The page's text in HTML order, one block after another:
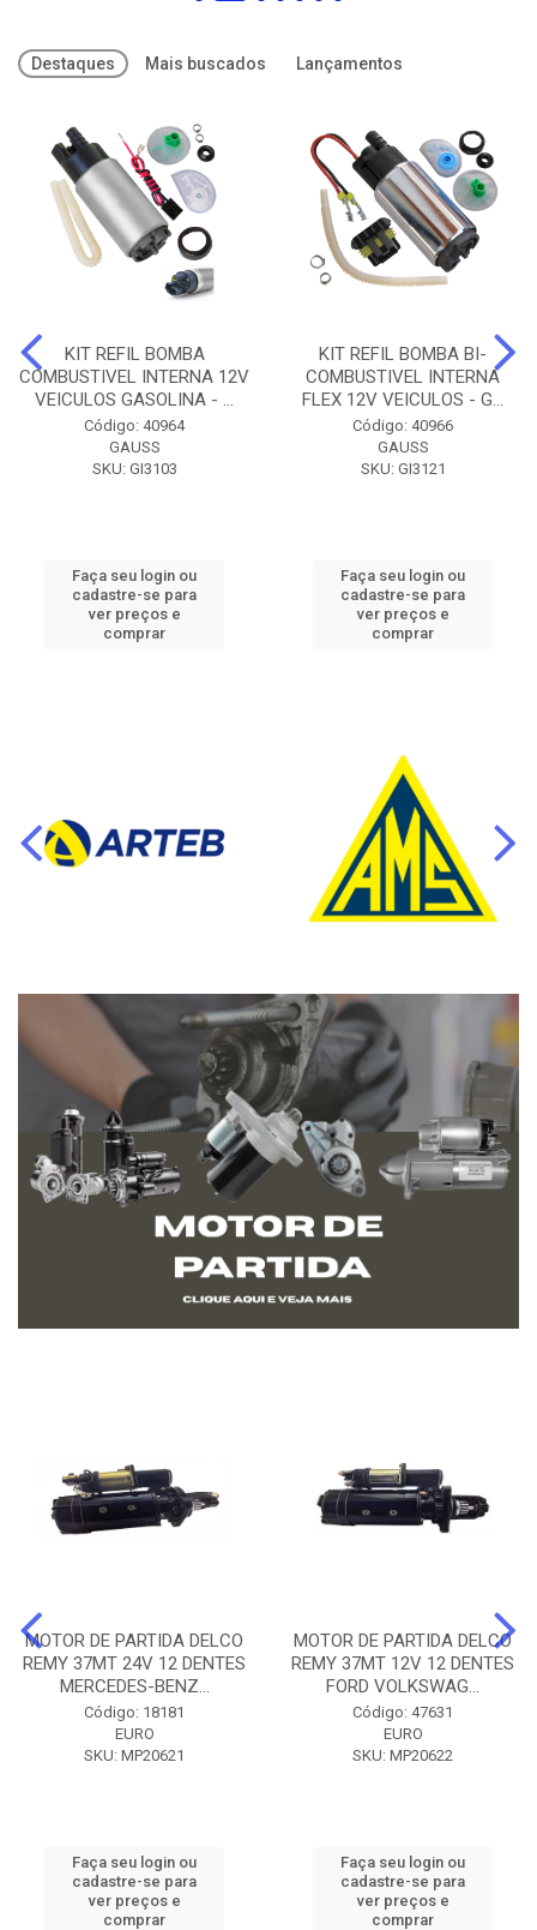
Destaques Mais buscados Lançamentos
KIT REFIL BOMBA
COMBUSTIVEL INTERNA 12V
VEICULOS GASOLINA - ...
Código: 40964
GAUSS
SKU: GI3103
Faça seu login ou
cadastre-se para
ver preços e
comprar
KIT REFIL BOMBA BI-
COMBUSTIVEL INTERNA
FLEX 12V VEICULOS - G...
Código: 40966
GAUSS
SKU: GI3121
Faça seu login ou
cadastre-se para
ver preços e
comprar
MOTOR DE PARTIDA DELCO
REMY 37MT 24V 12 DENTES
MERCEDES-BENZ...
Código: 18181
EURO
SKU: MP20621
Faça seu login ou
cadastre-se para
ver preços e
comprar
MOTOR DE PARTIDA DELCO
REMY 37MT 12V 12 DENTES
FORD VOLKSWAG...
Código: 47631
EURO
SKU: MP20622
Faça seu login ou
cadastre-se para
ver preços e
comprar